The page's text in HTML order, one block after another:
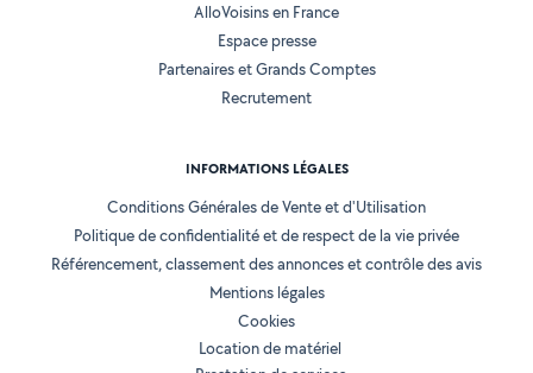
AlloVoisins en France
Espace presse
Partenaires et Grands Comptes
Recrutement
INFORMATIONS LÉGALES
Conditions Générales de Vente et d'Utilisation
Politique de confidentialité et de respect de la vie privée
Référencement, classement des annonces et contrôle des avis
Mentions légales
Cookies
Location de matériel